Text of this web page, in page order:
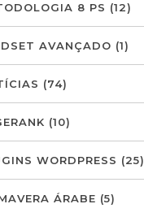
8 PS (12)
AVANÇADO (1)
(74)
(10)
WORDPRESS (25)
ÁRABE (5)